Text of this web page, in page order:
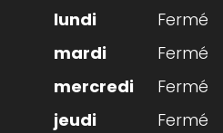
Fermé
Fermé
Fermé
Fermé